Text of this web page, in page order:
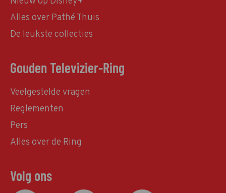
Alles over Pathé Thuis
De leukste collecties
Gouden Televizier-Ring
Veelgestelde vragen
Reglementen
Pers
Alles over de Ring
Volg ons